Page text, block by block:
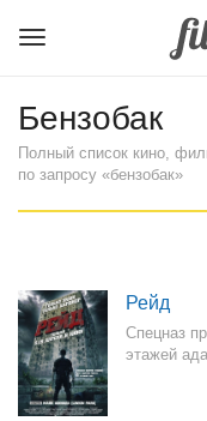
Бензобак
Полный список кино,
по запросу «бензобак»
Рейд
Спецназ
этажей ада